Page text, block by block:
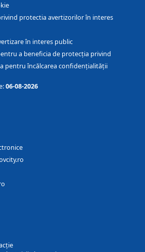
protectia avertizorilor în interes
în interes public
a beneficia de protecția privind
pentru încălcarea confidențialității
06-08-2026